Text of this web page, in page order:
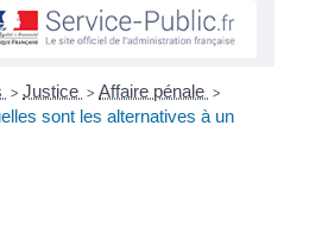
> Justice > Affaire pénale >
sont les alternatives à un